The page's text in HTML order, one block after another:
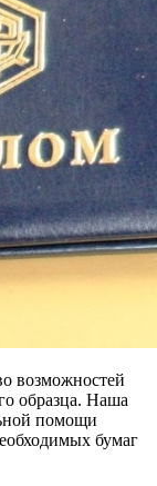
возможностей
образца. Наша
помощи
бумаг